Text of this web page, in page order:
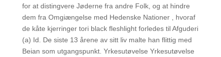
for at distingvere Jøderne fra andre Folk, og at hindre
dem fra Omgiængelse med Hedenske Nationer , hvoraf
de kåte kjerringer tori black fleshlight forledes til Afguderi
(a) Id. De siste 13 årene av sitt liv malte han flittig med
Beian som utgangspunkt. Yrkesutøvelse Yrkesutøvelse